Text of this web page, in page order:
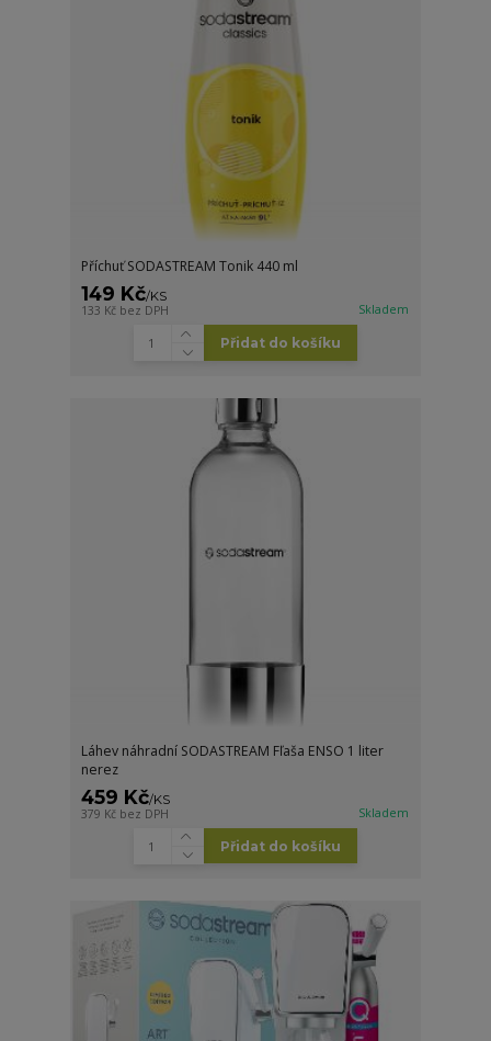
Příchuť SODASTREAM Tonik 440 ml
149 Kč/KS
133 Kč bez DPH Skladem
Přidat do košíku
Láhev náhradní SODASTREAM Fľaša ENSO 1 liter
nerez
459 Kč/KS
379 Kč bez DPH Skladem
Přidat do košíku